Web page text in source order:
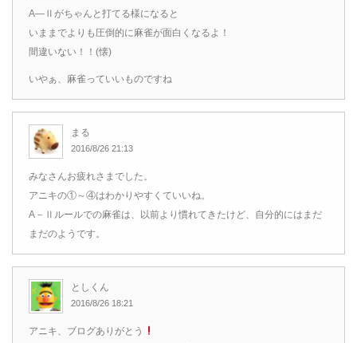
A―Ⅱがちゃんと打てる様になると
いままでよりも圧倒的に麻雀が面白くなるよ！
間違いない！！(懐)
いやぁ、麻雀っていいものですね
まる
2016/8/26 21:13
みなさんお疲れさまでした。
アニキの①～④はわかりやすくていいね。
A－Ⅱルールでの麻雀は、以前より慣れてきたけど、自分的にはまだ
まだのようです。
としくん
2016/8/26 18:21
アニキ、ブログありがとう